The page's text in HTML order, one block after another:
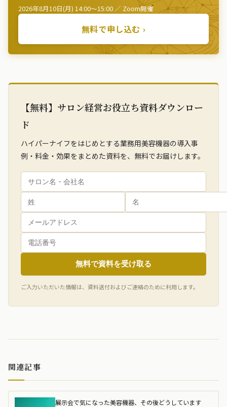
2026年8月10日(月) 14:00〜15:00 ／ Zoom開催
無料で申し込む ›
【無料】サロン経営お役立ち資料ダウンロー
ド
ハイパーナイフをはじめとする業務用美容機器の導入事
例・料金・効果をまとめた資料を、無料でお届けします。
無料で資料を受け取る
ご入力いただいた情報は、資料送付およびご連絡のために利用します。
関連記事
展示会で気になった美容機器、その後どうしています